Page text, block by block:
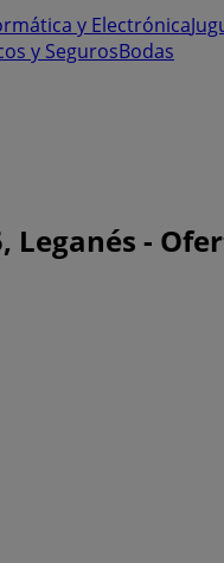
y Electrónica
y SegurosBodas
Leganés -